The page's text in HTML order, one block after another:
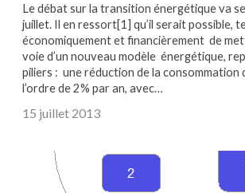
Le débat sur la transition énergétique va
juillet. Il en ressort[1] qu’il serait possible,
économiquement et financièrement de
voie d’un nouveau modèle énergétique,
piliers : une réduction de la consommation
l’ordre de 2% par an, avec…
15 juillet 2013